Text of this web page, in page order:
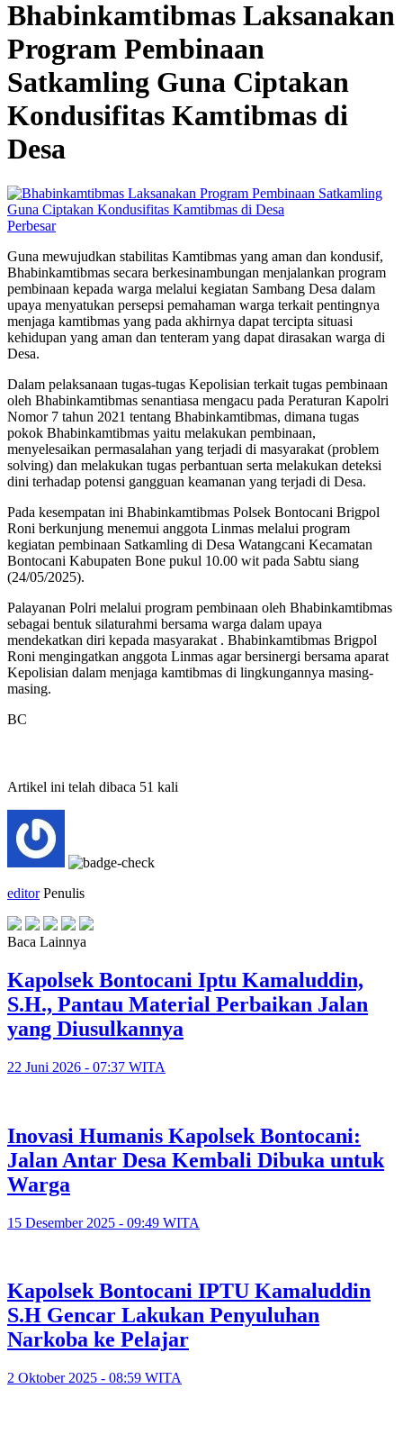
Bhabinkamtibmas Laksanakan
Program Pembinaan
Satkamling Guna Ciptakan
Kondusifitas Kamtibmas di
Desa
Perbesar
Guna mewujudkan stabilitas Kamtibmas yang aman dan kondusif,
Bhabinkamtibmas secara berkesinambungan menjalankan program
pembinaan kepada warga melalui kegiatan Sambang Desa dalam
upaya menyatukan persepsi pemahaman warga terkait pentingnya
menjaga kamtibmas yang pada akhirnya dapat tercipta situasi
kehidupan yang aman dan tenteram yang dapat dirasakan warga di
Desa.
Dalam pelaksanaan tugas-tugas Kepolisian terkait tugas pembinaan
oleh Bhabinkamtibmas senantiasa mengacu pada Peraturan Kapolri
Nomor 7 tahun 2021 tentang Bhabinkamtibmas, dimana tugas
pokok Bhabinkamtibmas yaitu melakukan pembinaan,
menyelesaikan permasalahan yang terjadi di masyarakat (problem
solving) dan melakukan tugas perbantuan serta melakukan deteksi
dini terhadap potensi gangguan keamanan yang terjadi di Desa.
Pada kesempatan ini Bhabinkamtibmas Polsek Bontocani Brigpol
Roni berkunjung menemui anggota Linmas melalui program
kegiatan pembinaan Satkamling di Desa Watangcani Kecamatan
Bontocani Kabupaten Bone pukul 10.00 wit pada Sabtu siang
(24/05/2025).
Palayanan Polri melalui program pembinaan oleh Bhabinkamtibmas
sebagai bentuk silaturahmi bersama warga dalam upaya
mendekatkan diri kepada masyarakat . Bhabinkamtibmas Brigpol
Roni mengingatkan anggota Linmas agar bersinergi bersama aparat
Kepolisian dalam menjaga kamtibmas di lingkungannya masing-
masing.
BC
Artikel ini telah dibaca 51 kali
editor Penulis
Baca Lainnya
Kapolsek Bontocani Iptu Kamaluddin,
S.H., Pantau Material Perbaikan Jalan
yang Diusulkannya
22 Juni 2026 - 07:37 WITA
Inovasi Humanis Kapolsek Bontocani:
Jalan Antar Desa Kembali Dibuka untuk
Warga
15 Desember 2025 - 09:49 WITA
Kapolsek Bontocani IPTU Kamaluddin
S.H Gencar Lakukan Penyuluhan
Narkoba ke Pelajar
2 Oktober 2025 - 08:59 WITA